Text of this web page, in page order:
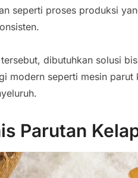
seperti proses produksi
dibutuhkan solusi
modern seperti mesin
Parutan